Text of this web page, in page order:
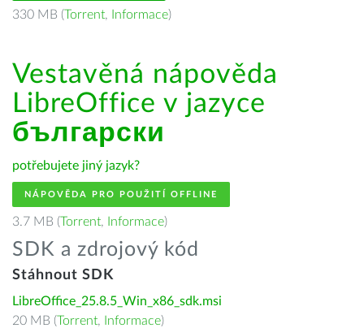
330 MB (Torrent, Informace)
Vestavěná nápověda
LibreOffice v jazyce
български
potřebujete jiný jazyk?
NÁPOVĚDA PRO POUŽITÍ OFFLINE
3.7 MB (Torrent, Informace)
SDK a zdrojový kód
Stáhnout SDK
LibreOffice_25.8.5_Win_x86_sdk.msi
20 MB (Torrent, Informace)